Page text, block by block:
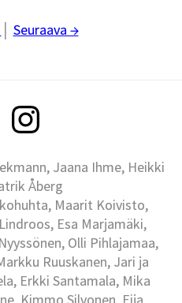
Seuraava →
Jaana Ihme, Heikki
Åberg
Maarit Koivisto,
Esa Marjamäki,
Olli Pihlajamaa,
Ruuskanen, Jari ja
Erkki Santamala, Mika